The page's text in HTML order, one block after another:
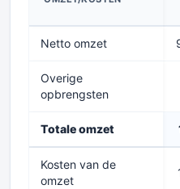
Netto omzet
Overige
opbrengsten
Totale omzet
Kosten van de
omzet